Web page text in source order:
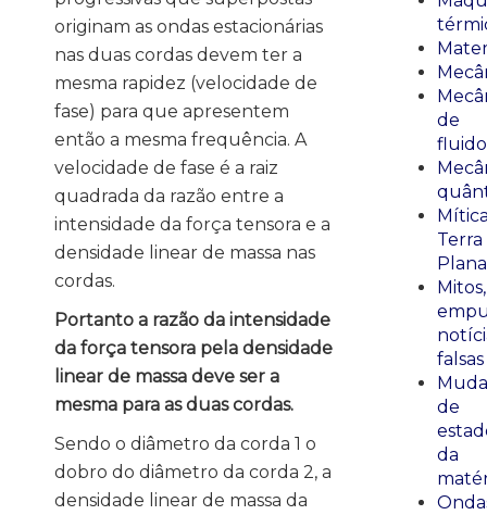
originam as ondas estacionárias
nas duas cordas devem ter a
mesma rapidez (velocidade de
fase) para que apresentem
então a mesma frequência. A
velocidade de fase é a raiz
quadrada da razão entre a
intensidade da força tensora e a
densidade linear de massa nas
cordas.
Portanto a razão da intensidade
da força tensora pela densidade
linear de massa deve ser a
mesma para as duas cordas.
Sendo o diâmetro da corda 1 o
dobro do diâmetro da corda 2, a
densidade linear de massa da
de
Terra
Plana
Mitos,
falsas
de
da